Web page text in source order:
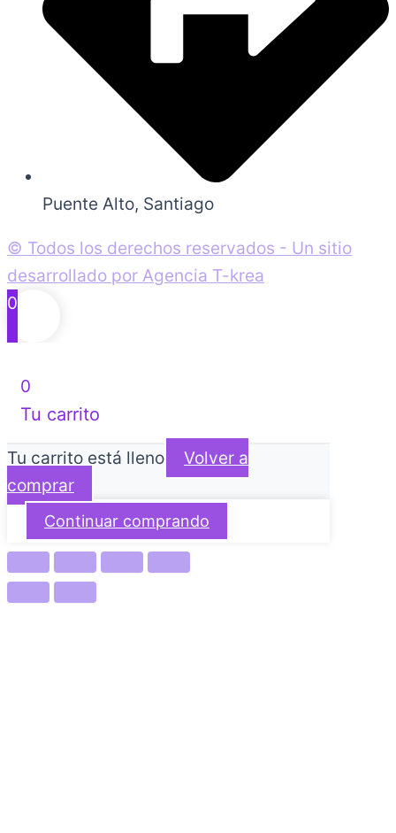
Puente Alto, Santiago
© Todos los derechos reservados - Un sitio
desarrollado por Agencia T-krea
0
0
Tu carrito
Tu carrito está lleno
Volver a
comprar
Continuar comprando